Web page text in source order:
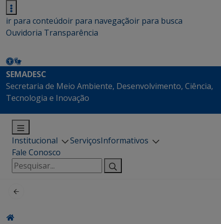
ir para conteúdoir para navegaçãoir para busca
Ouvidoria Transparência
SEMADESC
Secretaria de Meio Ambiente, Desenvolvimento, Ciência,
Tecnologia e Inovação
Institucional ServiçosInformativos
Fale Conosco
Pesquisar
por: